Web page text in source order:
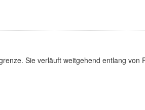
Sie verläuft weitgehend entlang von